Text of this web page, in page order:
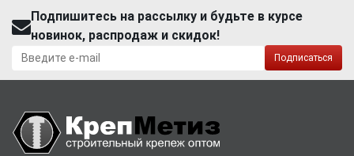
Подпишитесь на рассылку и будьте в курсе
новинок, распродаж и скидок!
Подписаться